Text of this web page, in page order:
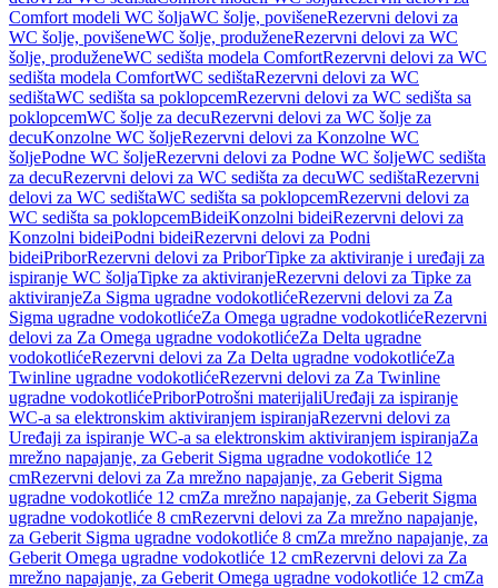
Comfort modeli WC šoljaWC šolje, povišeneRezervni delovi za
WC šolje, povišeneWC šolje, produženeRezervni delovi za WC
šolje, produženeWC sedišta modela ComfortRezervni delovi za WC
sedišta modela ComfortWC sedištaRezervni delovi za WC
sedištaWC sedišta sa poklopcemRezervni delovi za WC sedišta sa
poklopcemWC šolje za decuRezervni delovi za WC šolje za
decuKonzolne WC šoljeRezervni delovi za Konzolne WC
šoljePodne WC šoljeRezervni delovi za Podne WC šoljeWC sedišta
za decuRezervni delovi za WC sedišta za decuWC sedištaRezervni
delovi za WC sedištaWC sedišta sa poklopcemRezervni delovi za
WC sedišta sa poklopcemBideiKonzolni bideiRezervni delovi za
Konzolni bideiPodni bideiRezervni delovi za Podni
bideiPriborRezervni delovi za PriborTipke za aktiviranje i uređaji za
ispiranje WC šoljaTipke za aktiviranjeRezervni delovi za Tipke za
aktiviranjeZa Sigma ugradne vodokotlićeRezervni delovi za Za
Sigma ugradne vodokotlićeZa Omega ugradne vodokotlićeRezervni
delovi za Za Omega ugradne vodokotlićeZa Delta ugradne
vodokotlićeRezervni delovi za Za Delta ugradne vodokotlićeZa
Twinline ugradne vodokotlićeRezervni delovi za Za Twinline
ugradne vodokotlićePriborPotrošni materijaliUređaji za ispiranje
WC-a sa elektronskim aktiviranjem ispiranjaRezervni delovi za
Uređaji za ispiranje WC-a sa elektronskim aktiviranjem ispiranjaZa
mrežno napajanje, za Geberit Sigma ugradne vodokotliće 12
cmRezervni delovi za Za mrežno napajanje, za Geberit Sigma
ugradne vodokotliće 12 cmZa mrežno napajanje, za Geberit Sigma
ugradne vodokotliće 8 cmRezervni delovi za Za mrežno napajanje,
za Geberit Sigma ugradne vodokotliće 8 cmZa mrežno napajanje, za
Geberit Omega ugradne vodokotliće 12 cmRezervni delovi za Za
mrežno napajanje, za Geberit Omega ugradne vodokotliće 12 cmZa